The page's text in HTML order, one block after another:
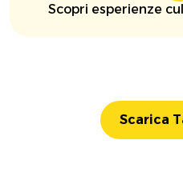
Scopri esperienze
Scarica